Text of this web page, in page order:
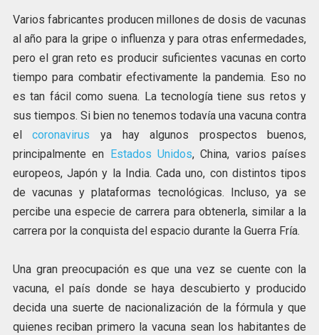
Varios fabricantes producen millones de dosis de vacunas
al año para la gripe o influenza y para otras enfermedades,
pero el gran reto es producir suficientes vacunas en corto
tiempo para combatir efectivamente la pandemia. Eso no
es tan fácil como suena. La tecnología tiene sus retos y
sus tiempos. Si bien no tenemos todavía una vacuna contra
elcoronavirus ya hay algunos prospectos buenos,
principalmente en Estados Unidos, China, varios países
europeos, Japón y la India. Cada uno, con distintos tipos
de vacunas y plataformas tecnológicas. Incluso, ya se
percibe una especie de carrera para obtenerla, similar a la
carrera por la conquista del espacio durante la Guerra Fría.
Una gran preocupación es que una vez se cuente con la
vacuna, el país donde se haya descubierto y producido
decida una suerte de nacionalización de la fórmula y que
quienes reciban primero la vacuna sean los habitantes de